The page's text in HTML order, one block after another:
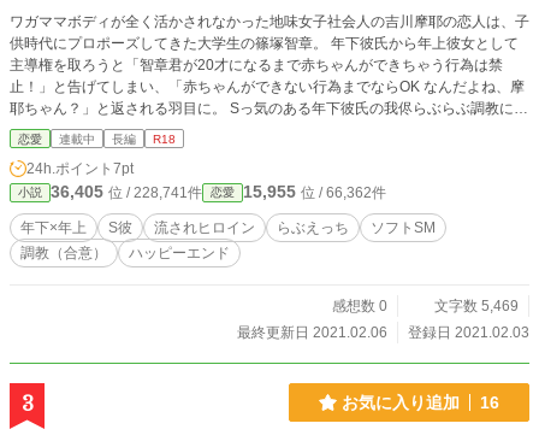
ワガママボディが全く活かされなかった地味女子社会人の吉川摩耶の恋人は、子
供時代にプロポーズしてきた大学生の篠塚智章。 年下彼氏から年上彼女として
主導権を取ろうと「智章君が20才になるまで赤ちゃんができちゃう行為は禁
止！」と告げてしまい、「赤ちゃんができない行為までならOK なんだよね、摩
耶ちゃん？」と返される羽目に。 Sっ気のある年下彼氏の我侭らぶらぶ調教にワ
ガママボディは流されっぱなしで、20才まで待てるか摩耶のほうが自信がな
く……。 そんな二人のらぶらぶえちえち生活です
恋愛 連載中 長編 R18
24h.ポイント 7pt
小説 36,405 位 / 228,741件 恋愛 15,955 位 / 66,362件
年下×年上 S彼 流されヒロイン らぶえっち
ソフトSM
調教（合意）
ハッピーエンド
感想数 0
文字数 5,469
最終更新日 2021.02.06
登録日 2021.02.03
3 お気に入り追加 16